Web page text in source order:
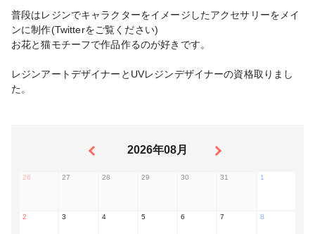
普段はレジンでキャラクターをイメージしたアクセサリーをメイ
ンに制作(Twitterをご覧ください)
お花と猫モチーフで作品作るのが好きです。
レジンアートデザイナーとUVレジンデザイナーの資格取りまし
た。
2026年08月
26 27 28 29 30 31 1
2 3 4 5 6 7 8